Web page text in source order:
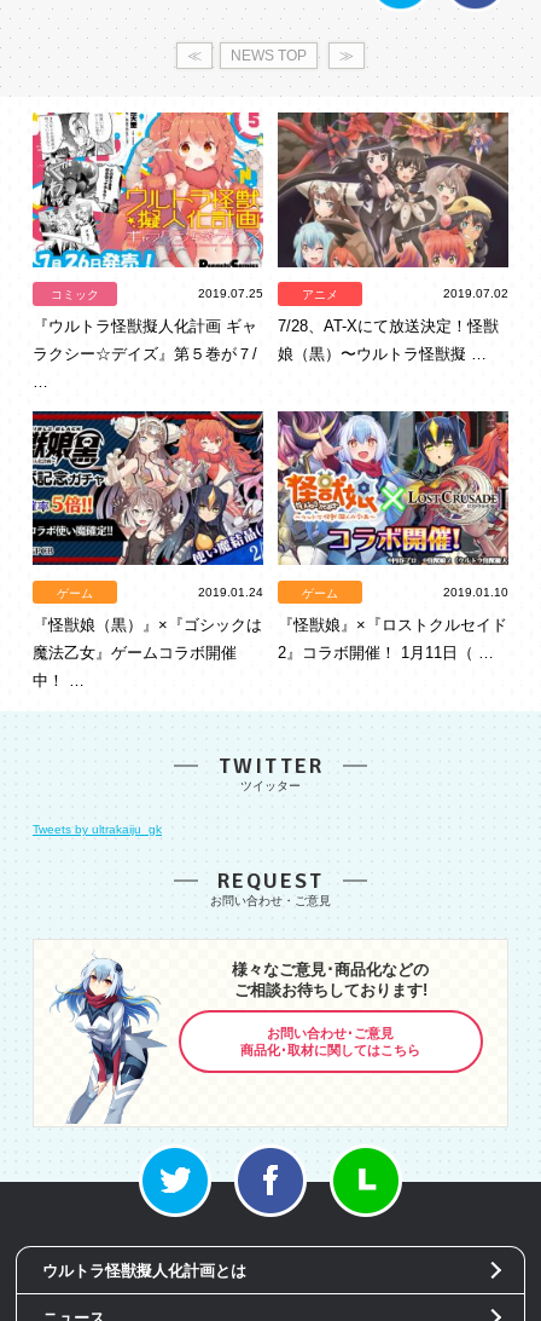
≪ NEWS TOP ≫
コミック 2019.07.25
『ウルトラ怪獣擬人化計画 ギャ
ラクシー☆デイズ』第５巻が７/
…
アニメ 2019.07.02
7/28、AT-Xにて放送決定！怪獣
娘（黒）〜ウルトラ怪獣擬 …
ゲーム 2019.01.24
『怪獣娘（黒）』×『ゴシックは
魔法乙女』ゲームコラボ開催
中！ …
ゲーム 2019.01.10
『怪獣娘』×『ロストクルセイド
2』コラボ開催！ 1月11日（ …
TWITTER
Tweets by ultrakaiju_gk
REQUEST
様々なご意見･商品化などの
ご相談お待ちしております!
お問い合わせ･ご意見
商品化･取材に関してはこちら
ウルトラ怪獣擬人化計画とは